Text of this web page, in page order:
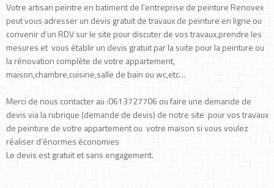
Votre artisan peintre en batiment de l’entreprise de peinture Renovex
peut vous adresser un devis gratuit de travaux de peinture en ligne ou
convenir d’un RDV sur le site pour discuter de vos travaux,prendre les
mesures et vous établir un devis gratuit par la suite pour la peinture ou
la rénovation complète de votre appartement,
maison,chambre,cuisine,salle de bain ou wc,etc…
Merci de nous contacter au :0613727706 ou faire une demande de
devis via la rubrique (demande de devis) de notre site pour vos travaux
de peinture de votre appartement ou votre maison si vous voulez
réaliser d’énormes économies
Le devis est gratuit et sans engagement.